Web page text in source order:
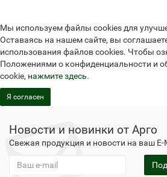
Мы используем файлы cookies для
Оставаясь на нашем сайте, вы
использования файлов cookies. Чтобы
Положениями о конфиденциальности и
cookie, нажмите здесь.
Я согласен
Новости и новинки от Арго
Свежая продукция и новости на ваш E-